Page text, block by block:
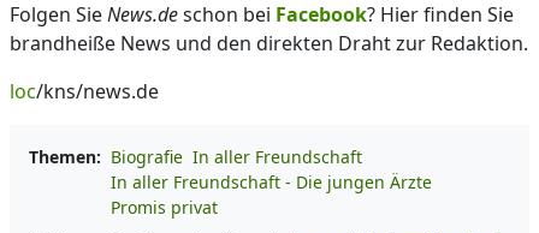
Folgen SieNews.deschon bei Facebook? Hier finden Sie
brandheiße News und den direkten Draht zur Redaktion.
loc/kns/news.de
Themen: Biografie In aller Freundschaft
In aller Freundschaft - Die jungen Ärzte
Promis privat